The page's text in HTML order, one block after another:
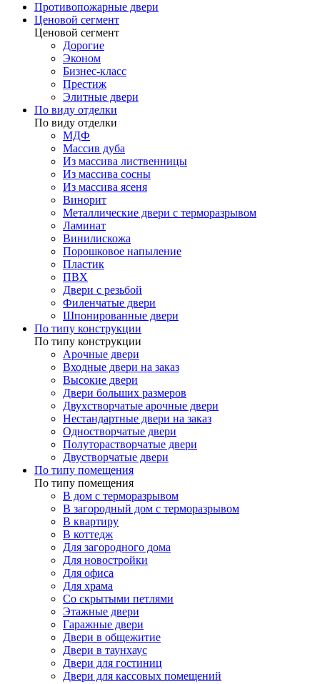
Противопожарные двери
Ценовой сегмент
Ценовой сегмент
Дорогие
Эконом
Бизнес-класс
Престиж
Элитные двери
По виду отделки
По виду отделки
МДФ
Массив дуба
Из массива лиственницы
Из массива сосны
Из массива ясеня
Винорит
Металлические двери с терморазрывом
Ламинат
Винилискожа
Порошковое напыление
Пластик
ПВХ
Двери с резьбой
Филенчатые двери
Шпонированные двери
По типу конструкции
По типу конструкции
Арочные двери
Входные двери на заказ
Высокие двери
Двери больших размеров
Двухстворчатые арочные двери
Нестандартные двери на заказ
Одностворчатые двери
Полуторастворчатые двери
Двустворчатые двери
По типу помещения
По типу помещения
В дом с терморазрывом
В загородный дом с терморазрывом
В квартиру
В коттедж
Для загородного дома
Для новостройки
Для офиса
Для храма
Со скрытыми петлями
Этажные двери
Гаражные двери
Двери в общежитие
Двери в таунхаус
Двери для гостиниц
Двери для кассовых помещений